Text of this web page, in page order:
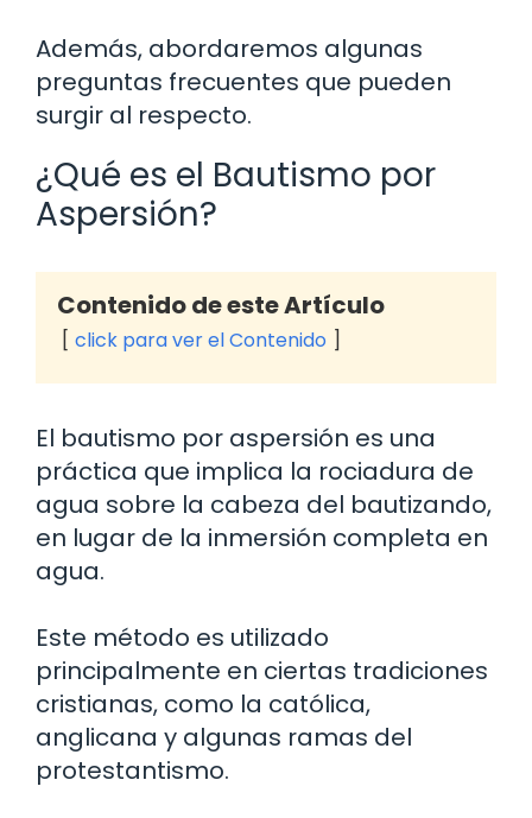
Además, abordaremos algunas
preguntas frecuentes que pueden
surgir al respecto.
¿Qué es el Bautismo por
Aspersión?
Contenido de este Artículo
click para ver el Contenido
El bautismo por aspersión es una
práctica que implica la rociadura de
agua sobre la cabeza del bautizando,
en lugar de la inmersión completa en
agua.
Este método es utilizado
principalmente en ciertas tradiciones
cristianas, como la católica,
anglicana y algunas ramas del
protestantismo.